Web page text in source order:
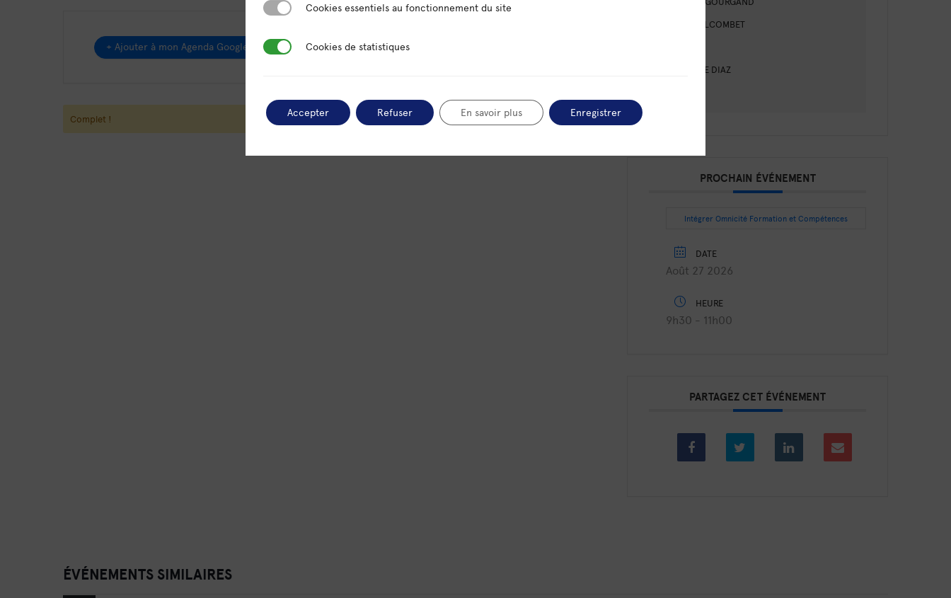
+ Ajouter à mon Agenda Google
Complet !
ELISE COLCOMBET
CAROLINE DIAZ
PROCHAIN ÉVÉNEMENT
Intégrer Omnicité Formation et Compétences
DATE
Août 27 2026
HEURE
9h30 - 11h00
PARTAGEZ CET ÉVÉNEMENT
ÉVÉNEMENTS SIMILAIRES
Cookies essentiels au fonctionnement du site
Cookies essentiels au fonctionnement du site
Cookies de statistiques
Cookies de statistiques
Accepter Refuser En savoir plus Enregistrer